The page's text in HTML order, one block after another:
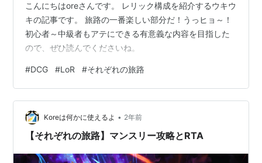
こんにちはoreさんです。 レリック構成を紹介するウキウ
キの記事です。 旅路の一番楽しい部分だ！うっヒョ～！
初心者～中級者もアテにできる有意義な内容を目指した
ので、ぜひ読んでくださいね。
#DCG #LoR #それぞれの旅路
Koreは何かに使えるよ • 2年前
【それぞれの旅路】マンスリー攻略とRTA